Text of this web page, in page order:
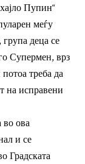
Пупин“
меѓу
деца се
Супермен, врз
треба да
на исправени
во ова
и се
Градската